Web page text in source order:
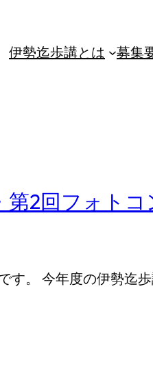
伊勢迄歩講とは 募集
2回フォトコ
す。 今年度の伊勢迄